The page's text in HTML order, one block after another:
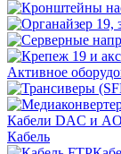
Активное
Кабели DAC и
Кабель